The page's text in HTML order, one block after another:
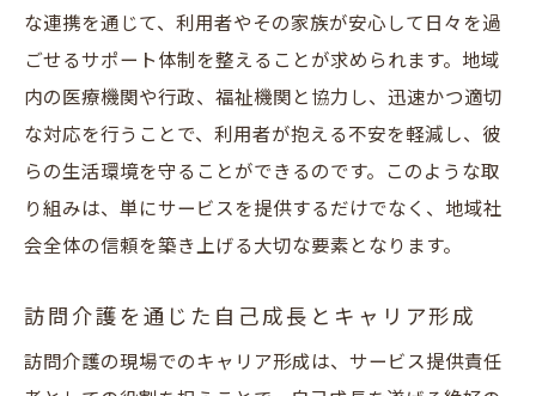
持続可能な地域密着型介護システムの構築
未来を見据えたキャリア形成のポイント
安城でのキャリア形成サービス提供責任者とし
て訪問介護に貢献する方法
訪問介護を通じたキャリアアップのステッ
プ
サービス提供責任者としてのキャリアプラ
自己啓発とスキルアップの重要性
な連携を通じて、利用者やその家族が安心して日々を過
ごせるサポート体制を整えることが求められます。地域
内の医療機関や行政、福祉機関と協力し、迅速かつ適切
な対応を行うことで、利用者が抱える不安を軽減し、彼
らの生活環境を守ることができるのです。このような取
り組みは、単にサービスを提供するだけでなく、地域社
会全体の信頼を築き上げる大切な要素となります。
訪問介護を通じた自己成長とキャリア形成
訪問介護の現場でのキャリア形成は、サービス提供責任